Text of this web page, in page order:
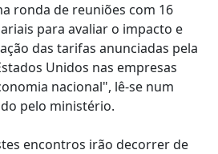
ronda de reuniões com 16
para avaliar o impacto e
das tarifas anunciadas pela
Unidos nas empresas
nacional", lê-se num
pelo ministério.
encontros irão decorrer de